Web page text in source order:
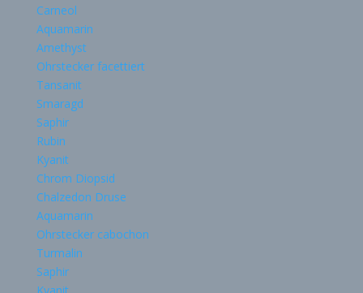
Carneol
Aquamarin
Amethyst
Ohrstecker facettiert
Tansanit
Smaragd
Saphir
Rubin
Kyanit
Chrom Diopsid
Chalzedon Druse
Aquamarin
Ohrstecker cabochon
Turmalin
Saphir